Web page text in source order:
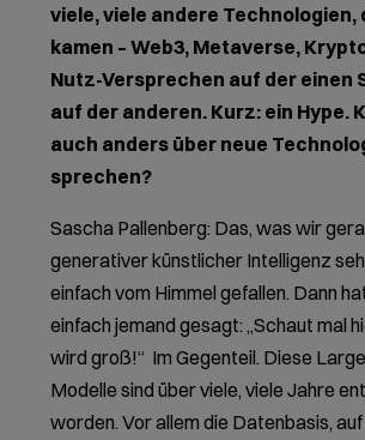
viele, viele andere Technologien,
kamen – Web3, Metaverse,
Nutz-Versprechen auf der einen
auf der anderen. Kurz: ein Hype.
auch anders über neue
sprechen?
Sascha Pallenberg: Das, was wir
generativer künstlicher Intelligenz
einfach vom Himmel gefallen. Dann
einfach jemand gesagt: „Schaut mal
wird groß!“ Im Gegenteil. Diese
Modelle sind über viele, viele Jahre
worden. Vor allem die Datenbasis,